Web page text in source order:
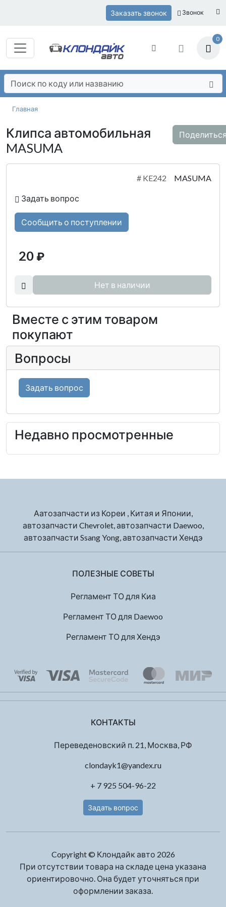
Заказать звонок Звонок
0
Главная
Клипса автомобильная
MASUMA
# KE242 MASUMA
Задать вопрос
Сообщить о поступлении
20 ₽
Нет в наличии
Вместе с этим товаром
покупают
Вопросы
Задать вопрос
Недавно просмотренные
Аатозапчасти из Кореи , Китая и Японии,
автозапчасти Chevrolet, автозапчасти Daewoo,
автозапчасти Ssang Yong, автозапчасти Хендэ
ПОЛЕЗНЫЕ СОВЕТЫ
Регламент ТО для Киа
Регламент ТО для Daewoo
Регламент ТО для Хендэ
КОНТАКТЫ
Переведеновский п. 21, Москва, РФ
clondayk1@yandex.ru
+ 7 925 504-96-22
Задать вопрос
Copyright © Клондайк авто 2026
При отсутствии товара на складе цена указана
ориентировочно. Она будет уточняться при
оформлении заказа.